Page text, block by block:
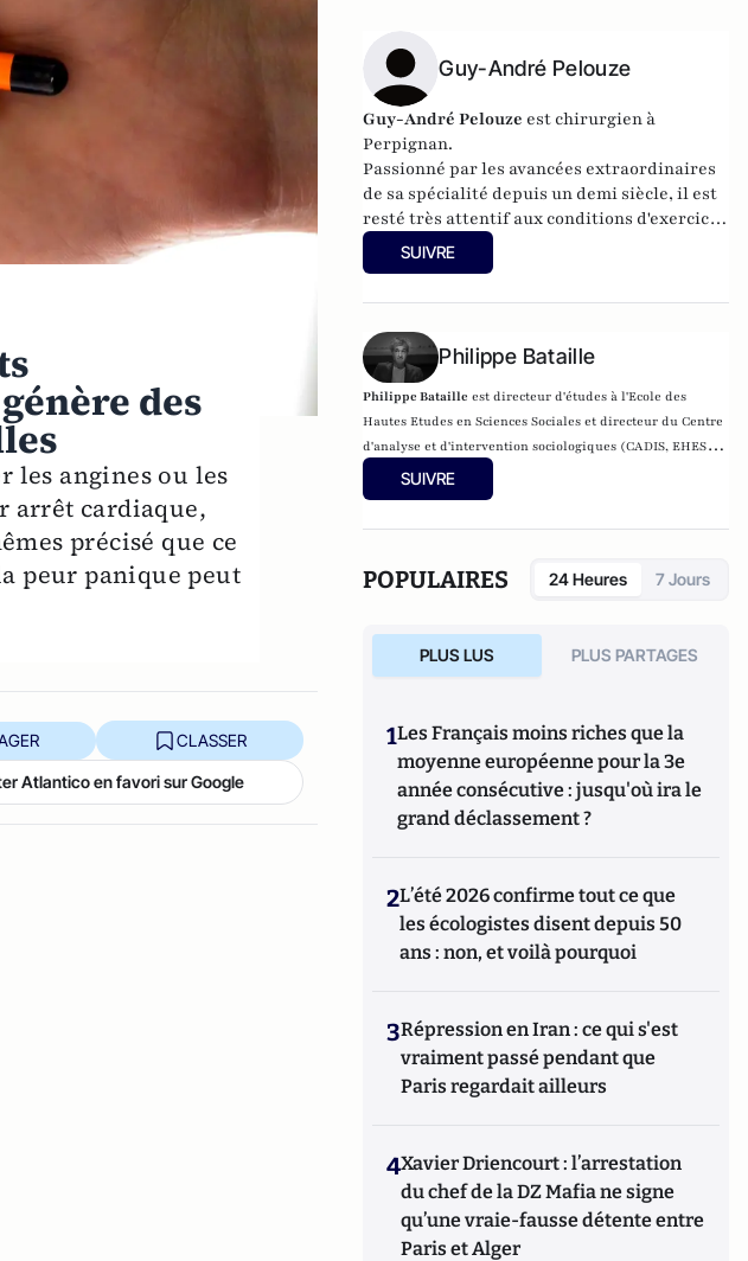
des
angines ou les
arrêt cardiaque,
précisé que ce
peur panique peut
CLASSER
Atlantico en favori sur Google
Guy-André Pelouze
Guy-André Pelouze est chirurgien à
Perpignan.
Passionné par les avancées extraordinaires
de sa spécialité depuis un demi siècle, il est
resté très attentif aux conditions d'exercice
et à l'évolution du système qui conditionnent
la qualité des soins.
SUIVRE
Philippe Bataille
Philippe Bataille est directeur d'études à l'Ecole des
Hautes Etudes en Sciences Sociales et directeur du Centre
d'analyse et d'intervention sociologiques (CADIS, EHESS-
CNRS). Il est également membre du
clinique
de l’hôpital Cochin. Ses recherches ont entre
l’expérience médicale et sociale de la maladie grave. Ses
travaux actuels suivent ce qu’il advient de la catégorie de
en cours suivent des situations cliniques empiriques qui
et en soins palliatifs). Son dernier ouvrage est "Vivre et
vaincre le cancer" (2016, Editions Autrement).
SUIVRE
POPULAIRES 24 Heures 7 Jours
PLUS LUS PLUS PARTAGES
1Les Français moins riches que la
moyenne européenne pour la 3e
année consécutive : jusqu'où ira le
grand déclassement ?
2L’été 2026 confirme tout ce que
les écologistes disent depuis 50
ans : non, et voilà pourquoi
3Répression en Iran : ce qui s'est
vraiment passé pendant que
Paris regardait ailleurs
4Xavier Driencourt : l’arrestation
du chef de la DZ Mafia ne signe
qu’une vraie-fausse détente entre
Paris et Alger